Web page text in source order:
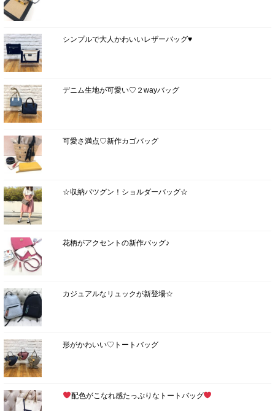
シンプルで大人かわいいレザーバッグ♥
デニム生地が可愛い♡２wayバッグ
可愛さ満点♡新作カゴバッグ
☆収納バツグン！ショルダーバッグ☆
花柄がアクセントの新作バッグ♪
カジュアルなリュックが新登場☆
形がかわいい♡トートバッグ
配色がこなれ感たっぷりなトートバッグ